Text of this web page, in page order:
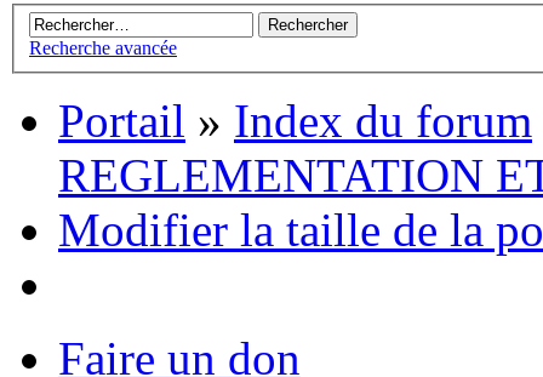
Recherche avancée
Portail » Index du forum
REGLEMENTATION
Modifier la taille de la
Faire un don